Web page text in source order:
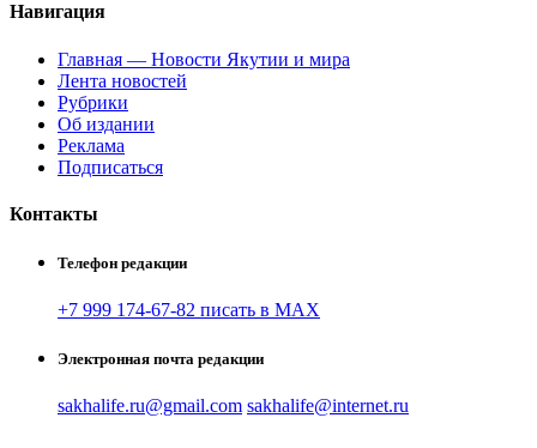
Навигация
Главная — Новости Якутии и мира
Лента новостей
Рубрики
Об издании
Реклама
Подписаться
Контакты
Телефон редакции
+7 999 174-67-82 писать в MAX
Электронная почта редакции
sakhalife.ru@gmail.com sakhalife@internet.ru